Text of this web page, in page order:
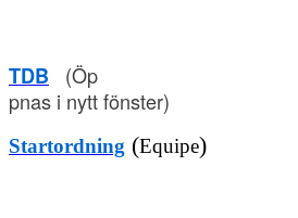
TDB
(Öp
pnas i nytt fönster)
Startordning (Equipe)